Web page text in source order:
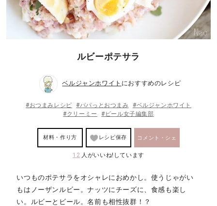
ルビーポテサラ
ベルジャンホワイト におすすめのレシピ
#おつまみレシピ #パパっとおつまみ
#ベルジャンホワイト
#クリーミー
#ビール女子編集部
材料・作り方 レシピ保存 コメント・シェ
12 人がいいね!しています
いつものポテサラをオシャレにおめかし。使うじゃがい
もはノーザンルビー。ナッツにチーズに、食感も楽し
い。ルビーとビール。名前も相性抜群！？